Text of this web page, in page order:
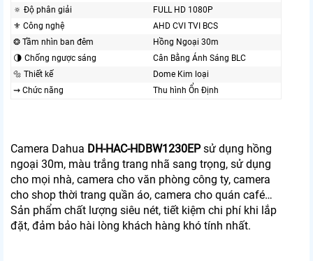
🔅 Độ phân giải
FULL HD 1080P
⚜️ Công nghệ
AHD CVI TVI BCS
❂ Tầm nhìn ban đêm
Hồng Ngoại 30m
🌗 Chống ngược sáng
Cân Bằng Ánh Sáng BLC
🔩 Thiết kế
Dome Kim loại
⇝ Chức năng
Thu hình Ổn Định
Camera Dahua DH-HAC-HDBW1230EPsử dụng hồng
ngoại 30m, màu trắng trang nhã sang trọng, sử dụng
cho mọi nhà, camera cho văn phòng công ty, camera
cho shop thời trang quần áo, camera cho quán café…
Sản phẩm chất lượng siêu nét, tiết kiệm chi phí khi lắp
đặt, đảm bảo hài lòng khách hàng khó tính nhất.